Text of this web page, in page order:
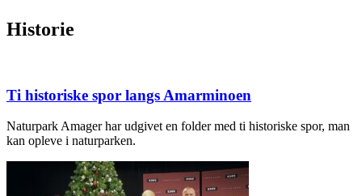
Historie
Ti historiske spor langs Amarminoen
Naturpark Amager har udgivet en folder med ti historiske spor, man
kan opleve i naturparken.